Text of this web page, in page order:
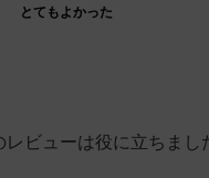
とてもよかった
レビューは役に立ちまし